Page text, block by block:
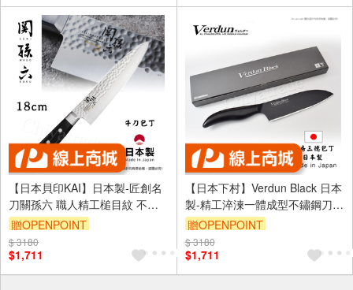
【日本貝印KAI】日本製-匠創名
刀關孫六 職人精工槌目紋 不鏽
鋼牛刀-18cm(牛刀)
贈OPENPOINT
$ 3180
$1,711
【日本下村】Verdun Black 日本
製-精工淬湅一體成型不鏽鋼刀
黑刃 黑刀16.5cm(廚房三德包丁)
贈OPENPOINT
$ 3180
$1,711